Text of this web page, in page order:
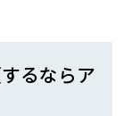
るならア